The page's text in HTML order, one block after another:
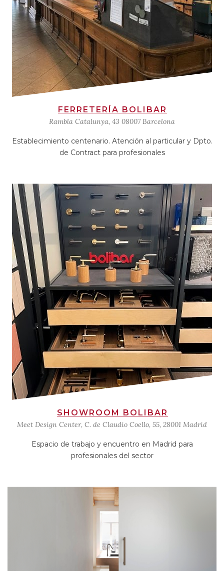
FERRETERÍA BOLIBAR
Rambla Catalunya, 43 08007 Barcelona
Establecimiento centenario. Atención al particular y Dpto.
de Contract para profesionales
SHOWROOM BOLIBAR
Meet Design Center, C. de Claudio Coello, 55, 28001 Madrid
Espacio de trabajo y encuentro en Madrid para
profesionales del sector